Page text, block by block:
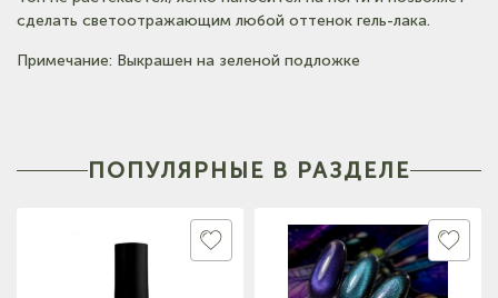
Тел: +7-960-965-6706
сделать светоотражающим любой оттенок гель-лака.
Примечание: Выкрашен на зеленой подложке
ПОПУЛЯРНЫЕ В РАЗДЕЛЕ